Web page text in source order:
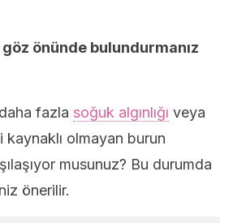
önünde bulundurmanız
fazla soğuk algınlığı veya
kaynaklı olmayan burun
musunuz? Bu durumda
önerilir.